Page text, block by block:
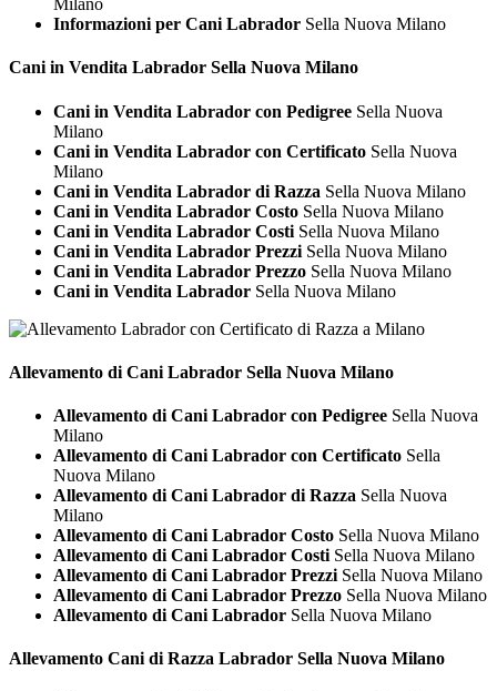
Milano
Informazioni per Cani Labrador Sella Nuova Milano
Cani in Vendita Labrador Sella Nuova Milano
Cani in Vendita Labrador con Pedigree Sella Nuova
Milano
Cani in Vendita Labrador con Certificato Sella Nuova
Milano
Cani in Vendita Labrador di Razza Sella Nuova Milano
Cani in Vendita Labrador Costo Sella Nuova Milano
Cani in Vendita Labrador Costi Sella Nuova Milano
Cani in Vendita Labrador Prezzi Sella Nuova Milano
Cani in Vendita Labrador Prezzo Sella Nuova Milano
Cani in Vendita Labrador Sella Nuova Milano
Allevamento di Cani Labrador Sella Nuova Milano
Allevamento di Cani Labrador con Pedigree Sella Nuova
Milano
Allevamento di Cani Labrador con Certificato Sella
Nuova Milano
Allevamento di Cani Labrador di Razza Sella Nuova
Milano
Allevamento di Cani Labrador Costo Sella Nuova Milano
Allevamento di Cani Labrador Costi Sella Nuova Milano
Allevamento di Cani Labrador Prezzi Sella Nuova Milano
Allevamento di Cani Labrador Prezzo Sella Nuova Milano
Allevamento di Cani Labrador Sella Nuova Milano
Allevamento Cani di Razza Labrador Sella Nuova Milano